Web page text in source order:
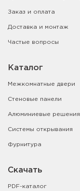
Заказ и оплата
Доставка и монтаж
Частые вопросы
Каталог
Межкомнатные двери
Стеновые панели
Алюминиевые решения
Системы открывания
Фурнитура
Скачать
PDF-каталог